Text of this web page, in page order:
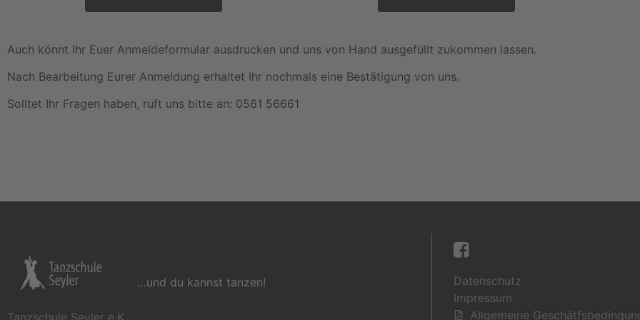
Auch könnt Ihr Euer Anmeldeformular ausdrucken und uns von Hand ausgefüllt zukommen lassen.
Nach Bearbeitung Eurer Anmeldung erhaltet Ihr nochmals eine Bestätigung von uns.
Solltet Ihr Fragen haben, ruft uns bitte an: 0561 56661
…und du kannst tanzen!
Tanzschule Seyler e.K.
Datenschutz
Impressum
Allgemeine